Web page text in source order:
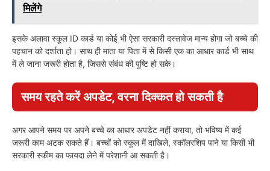
मिलेंगे
इसके अलावा स्कूल ID कार्ड या कोई भी ऐसा सरकारी दस्तावेज मान्य होगा जो बच्चे की
पहचान को दर्शाता हो। साथ ही माता या पिता में से किसी एक का आधार कार्ड भी साथ
में ले जाना जरूरी होता है, जिससे संबंध की पुष्टि हो सके।
समय रहते करें अपडेट, वरना दिक्कत हो सकती है
अगर आपने समय पर अपने बच्चे का आधार अपडेट नहीं कराया, तो भविष्य में कई
जरूरी काम अटक सकते हैं। बच्चों को स्कूल में दाखिले, स्कॉलरशिप पाने या किसी भी
सरकारी स्कीम का फायदा लेने में परेशानी आ सकती है।